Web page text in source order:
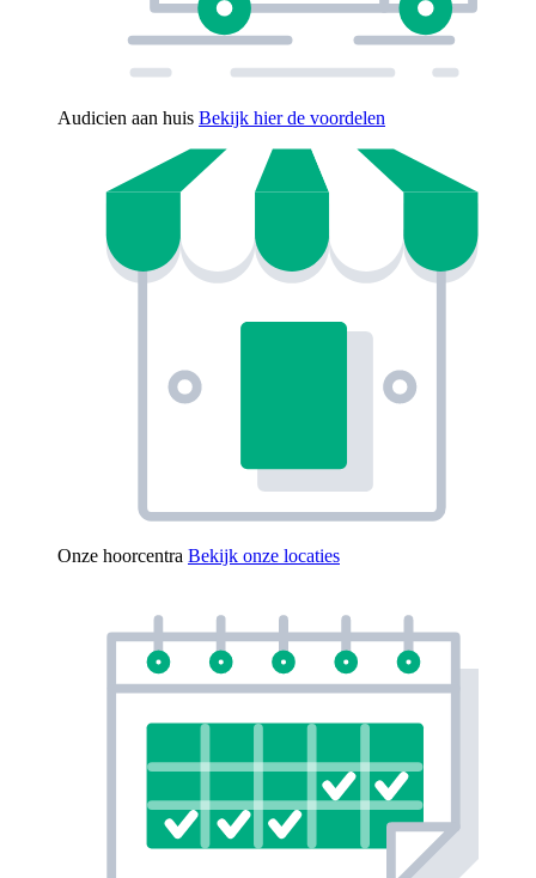
Audicien aan huis Bekijk hier de voordelen
Onze hoorcentra Bekijk onze locaties